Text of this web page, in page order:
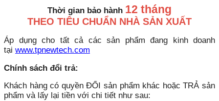
Thời gian bảo hành 12 tháng
THEO TIÊU CHUẨN NHÀ SẢN XUẤT
Áp dụng cho tất cả các sản phẩm đang kinh doanh
tại www.tpnewtech.com
Chính sách đổi trả:
Khách hàng có quyền ĐỔI sản phẩm khác hoặc TRẢ sản
phẩm và lấy lại tiền với chi tiết như sau: